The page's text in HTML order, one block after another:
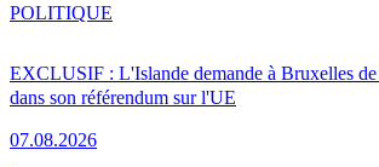
EXCLUSIF : L'Islande demande à Bruxelles de
dans son référendum sur l'UE
07.08.2026
POLITIQUE